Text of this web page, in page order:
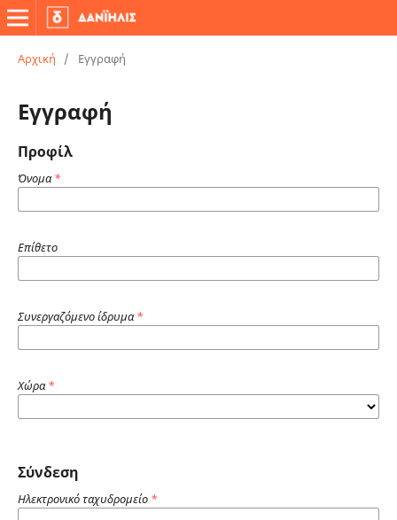
Αρχική / Εγγραφή
Εγγραφή
Προφίλ
Όνομα*
Επίθετο
Συνεργαζόμενο ίδρυμα*
Χώρα*
Σύνδεση
Ηλεκτρονικό ταχυδρομείο *